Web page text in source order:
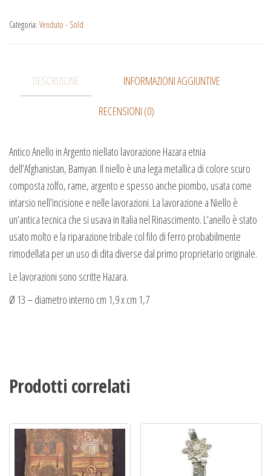
Categoria: Venduto - Sold
DESCRIZIONE INFORMAZIONI AGGIUNTIVE
RECENSIONI (0)
Antico Anello in Argento niellato lavorazione Hazara etnia
dell’Afghanistan, Bamyan. Il niello è una lega metallica di colore scuro
composta zolfo, rame, argento e spesso anche piombo, usata come
intarsio nell’incisione e nelle lavorazioni. La lavorazione a Niello è
un’antica tecnica che si usava in Italia nel Rinascimento. L’anello è stato
usato molto e la riparazione tribale col filo di ferro probabilmente
rimodellata per un uso di dita diverse dal primo proprietario originale.
Le lavorazioni sono scritte Hazara.
Ø 13 – diametro interno cm 1,9 x cm 1,7
Prodotti correlati